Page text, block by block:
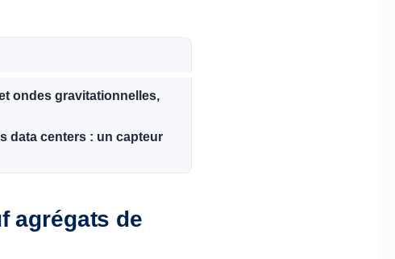
ondes gravitationnelles,
data centers : un capteur
agrégats de